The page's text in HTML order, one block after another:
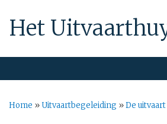
Het
Home »Uitvaartbegeleiding »De uitvaart